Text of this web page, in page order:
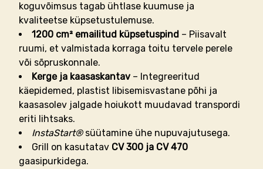
koguvõimsus tagab ühtlase kuumuse ja
kvaliteetse küpsetustulemuse.
1200 cm² emailitud küpsetuspind – Piisavalt
ruumi, et valmistada korraga toitu tervele perele
või sõpruskonnale.
Kerge ja kaasaskantav – Integreeritud
käepidemed, plastist libisemisvastane põhi ja
kaasasolev jalgade hoiukott muudavad transpordi
eriti lihtsaks.
InstaStart®süütamine ühe nupuvajutusega.
Grill on kasutatav CV 300 ja CV 470
gaasipurkidega.